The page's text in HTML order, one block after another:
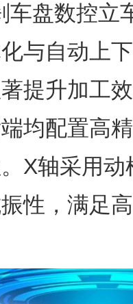
盘数控立
与自动上
提升加工
均配置高
X轴采用
性，满足